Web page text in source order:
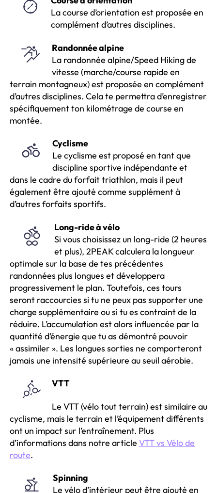
La course d’orientation est proposée en
complément d’autres disciplines.
Randonnée alpine
La randonnée alpine/Speed Hiking de
vitesse (marche/course rapide en
terrain montagneux) est proposée en complément
d’autres disciplines. Cela te permettra d’enregistrer
spécifiquement ton kilométrage de course en
montée.
Cyclisme
Le cyclisme est proposé en tant que
discipline sportive indépendante et
dans le cadre du forfait triathlon, mais il peut
également être ajouté comme supplément à
d’autres forfaits sportifs.
Long-ride à vélo
Si vous choisissez un long-ride (2 heures
et plus), 2PEAK calculera la longueur
optimale sur la base de tes précédentes
randonnées plus longues et développera
progressivement le plan. Toutefois, ces tours
seront raccourcies si tu ne peux pas supporter une
charge supplémentaire ou si tu es contraint de la
réduire. L’accumulation est alors influencée par la
quantité d’énergie que tu as démontré pouvoir
« assimiler ». Les longues sorties ne comporteront
jamais une intensité supérieure au seuil aérobie.
VTT
Le VTT (vélo tout terrain) est similaire au
cyclisme, mais le terrain et l’équipement différents
ont un impact sur l’entraînement. Plus
d’informations dans notre article VTT vs Vélo de
route.
Spinning
Le vélo d’intérieur peut être ajouté en